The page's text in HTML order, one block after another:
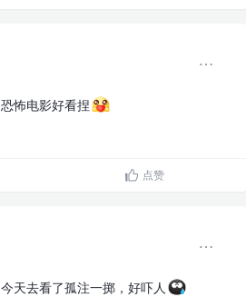
恐怖电影好看捏
点赞
今天去看了孤注一掷，好吓人